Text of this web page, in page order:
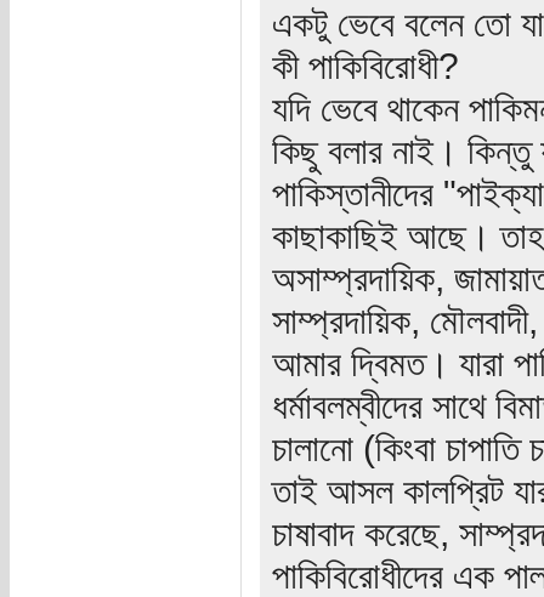
একটু ভেবে বলেন তো
কী পাকিবিরোধী?
যদি ভেবে থাকেন
কিছু বলার নাই। কিন্তু
পাকিস্তানীদের
কাছাকাছিই আছে।
অসাম্প্রদায়িক,
সাম্প্রদায়িক,
আমার দ্বিমত। যারা
ধর্মাবলম্বীদের সাথে
চালানো (কিংবা
তাই আসল কালপ্রিট
চাষাবাদ করেছে,
পাকিবিরোধীদের এক